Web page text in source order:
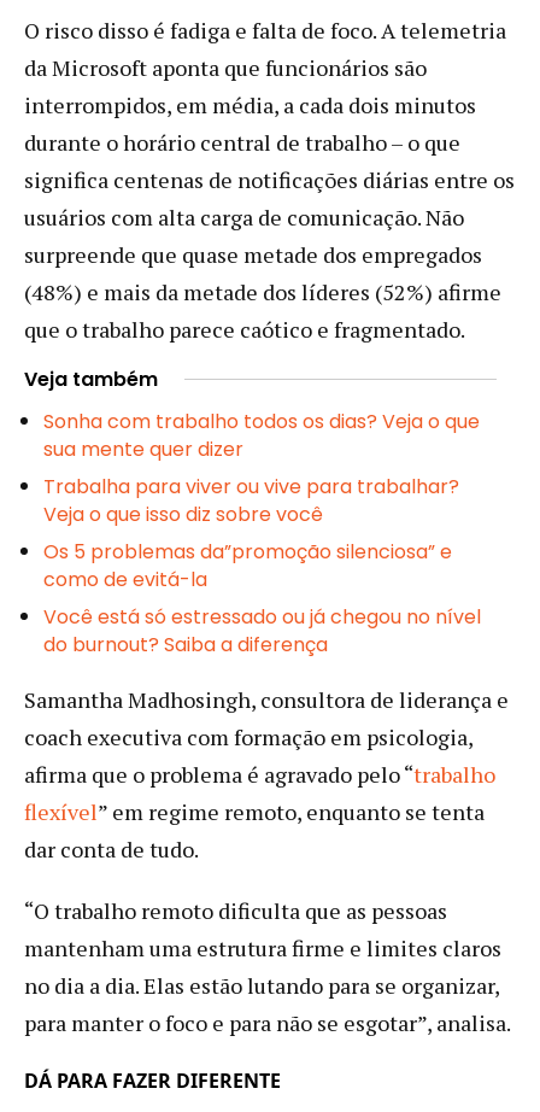
O risco disso é fadiga e falta de foco. A telemetria
da Microsoft aponta que funcionários são
interrompidos, em média, a cada dois minutos
durante o horário central de trabalho – o que
significa centenas de notificações diárias entre os
usuários com alta carga de comunicação. Não
surpreende que quase metade dos empregados
(48%) e mais da metade dos líderes (52%) afirme
que o trabalho parece caótico e fragmentado.
Veja também
Sonha com trabalho todos os dias? Veja o que
sua mente quer dizer
Trabalha para viver ou vive para trabalhar?
Veja o que isso diz sobre você
Os 5 problemas da”promoção silenciosa” e
como de evitá-la
Você está só estressado ou já chegou no nível
do burnout? Saiba a diferença
Samantha Madhosingh, consultora de liderança e
coach executiva com formação em psicologia,
afirma que o problema é agravado pelo “trabalho
flexível” em regime remoto, enquanto se tenta
dar conta de tudo.
“O trabalho remoto dificulta que as pessoas
mantenham uma estrutura firme e limites claros
no dia a dia. Elas estão lutando para se organizar,
para manter o foco e para não se esgotar”, analisa.
DÁ PARA FAZER DIFERENTE